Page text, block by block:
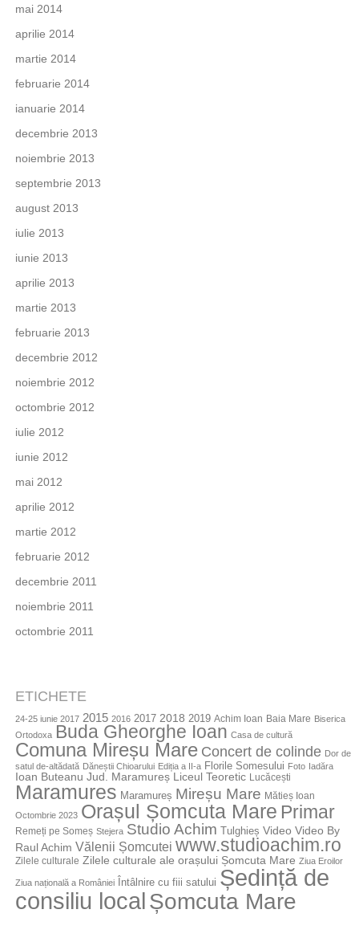
mai 2014
aprilie 2014
martie 2014
februarie 2014
ianuarie 2014
decembrie 2013
noiembrie 2013
septembrie 2013
august 2013
iulie 2013
iunie 2013
aprilie 2013
martie 2013
februarie 2013
decembrie 2012
noiembrie 2012
octombrie 2012
iulie 2012
iunie 2012
mai 2012
aprilie 2012
martie 2012
februarie 2012
decembrie 2011
noiembrie 2011
octombrie 2011
ETICHETE
24-25 iunie 2017 2015 2016 2017 2018 2019 Achim Ioan Baia Mare Biserica
Ortodoxa
Buda Gheorghe Ioan Casa de cultură
Comuna Mireșu Mare Concert de colinde Dor de
satul de-altădată Dăneștii Chioarului Ediția a II-a Florile Somesului Foto Iadăra
Ioan Buteanu Jud. Maramureș Liceul Teoretic Lucăcești
Maramures Maramureș Mireșu Mare Mătieș Ioan
Octombrie 2023 Orașul Șomcuta Mare Primar
Remeți pe Someș Stejera Studio Achim Tulghieș Video Video By
Raul Achim Vălenii Șomcutei www.studioachim.ro
Zilele culturale Zilele culturale ale orașului Șomcuta Mare Ziua Eroilor
Ziua națională a României Întâlnire cu fiii satului Ședință de
consiliu localȘomcuta Mare